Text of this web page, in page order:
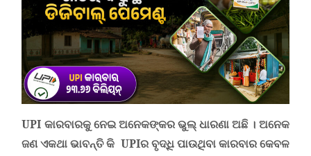
UPI କାରବାରକୁ ନେଇ ଅନେକଙ୍କର ଭୁଲ୍ ଧାରଣା ଅଛି । ଅନେକ
ଜଣ ଏକଥା ଭାବନ୍ତି କି UPIର ବୃଦ୍ଧି ପାଉଥିବା କାରବାର କେବଳ